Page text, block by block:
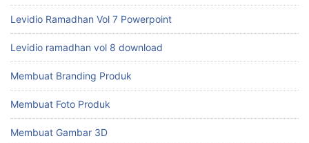
Levidio Ramadhan Vol 7 Powerpoint
Levidio ramadhan vol 8 download
Membuat Branding Produk
Membuat Foto Produk
Membuat Gambar 3D